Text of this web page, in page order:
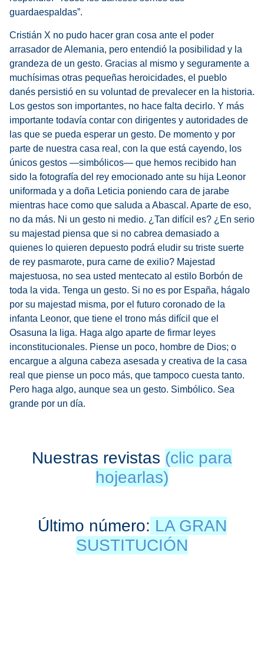
guardaespaldas”.
Cristián X no pudo hacer gran cosa ante el poder
arrasador de Alemania, pero entendió la posibilidad y la
grandeza de un gesto. Gracias al mismo y seguramente a
muchísimas otras pequeñas heroicidades, el pueblo
danés persistió en su voluntad de prevalecer en la historia.
Los gestos son importantes, no hace falta decirlo. Y más
importante todavía contar con dirigentes y autoridades de
las que se pueda esperar un gesto. De momento y por
parte de nuestra casa real, con la que está cayendo, los
únicos gestos —simbólicos— que hemos recibido han
sido la fotografía del rey emocionado ante su hija Leonor
uniformada y a doña Leticia poniendo cara de jarabe
mientras hace como que saluda a Abascal. Aparte de eso,
no da más. Ni un gesto ni medio. ¿Tan difícil es? ¿En serio
su majestad piensa que si no cabrea demasiado a
quienes lo quieren depuesto podrá eludir su triste suerte
de rey pasmarote, pura carne de exilio? Majestad
majestuosa, no sea usted mentecato al estilo Borbón de
toda la vida. Tenga un gesto. Si no es por España, hágalo
por su majestad misma, por el futuro coronado de la
infanta Leonor, que tiene el trono más difícil que el
Osasuna la liga. Haga algo aparte de firmar leyes
inconstitucionales. Piense un poco, hombre de Dios; o
encargue a alguna cabeza asesada y creativa de la casa
real que piense un poco más, que tampoco cuesta tanto.
Pero haga algo, aunque sea un gesto. Simbólico. Sea
grande por un día.
Nuestras revistas (clic para
hojearlas)
Último número: LA GRAN
SUSTITUCIÓN